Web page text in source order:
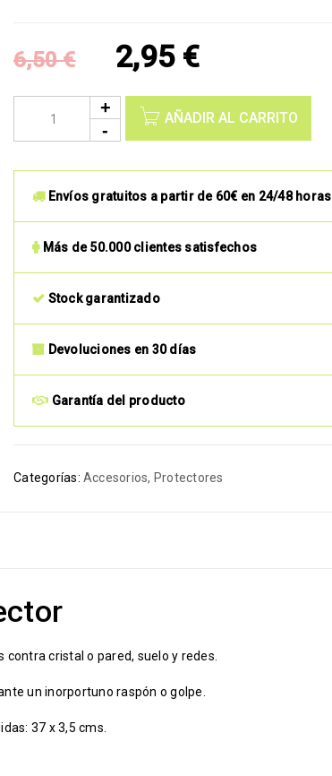
6,50€ 2,95 €
AÑADIR AL CARRITO
Envíos gratuitos a partir de 60€ en 24/48 horas
Más de 50.000 clientes satisfechos
Stock garantizado
Devoluciones en 30 días
Garantía del producto
Categorías: Accesorios, Protectores
cristal o pared, suelo y redes.
un inorportuno raspón o golpe.
37 x 3,5 cms.